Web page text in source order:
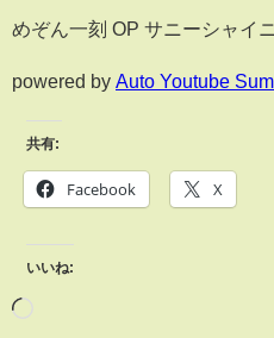
めぞん一刻 OP サニーシャイ
powered by Auto Youtube
共有:
Facebook X
いいね: